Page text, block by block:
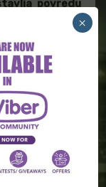
povredu
biti gonjeno u×